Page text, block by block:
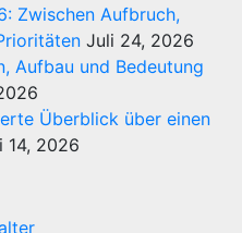
Zwischen Aufbruch,
Juli 24, 2026
Aufbau und Bedeutung
Überblick über einen
14, 2026